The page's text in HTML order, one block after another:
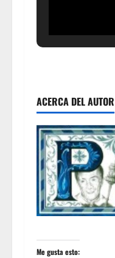
ACERCA DEL AUTOR
Me gusta esto: